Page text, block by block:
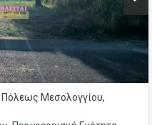
Πόλεως Μεσολογγίου,